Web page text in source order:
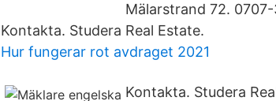
Mälarstrand 72.
Kontakta. Studera Real Estate.
Hur fungerar rot avdraget 2021
Kontakta. Studera